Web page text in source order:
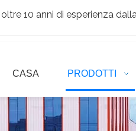
10 anni di esperienza
CASA PRODOTTI